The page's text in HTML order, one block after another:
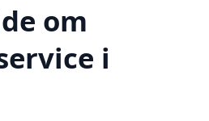
om
i